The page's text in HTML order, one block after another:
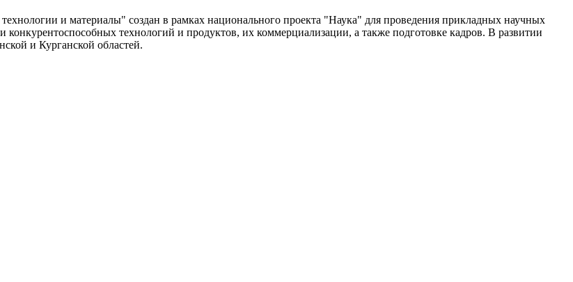
и материалы" создан в рамках национального проекта "Наука" для проведения прикладных научных
конкурентоспособных технологий и продуктов, их коммерциализации, а также подготовке кадров. В развитии
и Курганской областей.